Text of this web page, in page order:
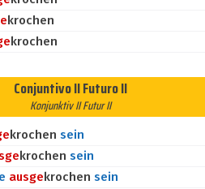
krochen
krochen
Conjuntivo II Futuro II
Konjunktiv II Futur II
krochen sein
gekrochen sein
ausgekrochen sein